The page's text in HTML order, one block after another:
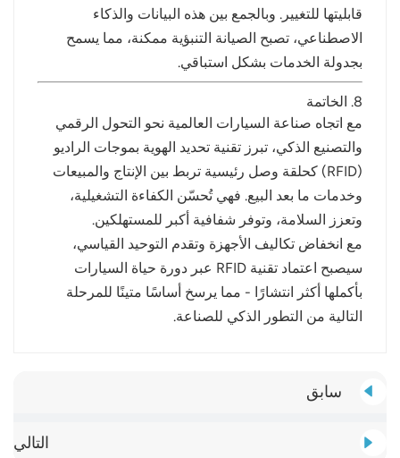
قابليتها للتغيير. وبالجمع بين هذه البيانات والذكاء
الاصطناعي، تصبح الصيانة التنبؤية ممكنة، مما يسمح
بجدولة الخدمات بشكل استباقي.
8. الخاتمة
مع اتجاه صناعة السيارات العالمية نحو التحول الرقمي
والتصنيع الذكي، تبرز تقنية تحديد الهوية بموجات الراديو
(RFID) كحلقة وصل رئيسية تربط بين الإنتاج والمبيعات
وخدمات ما بعد البيع. فهي تُحسّن الكفاءة التشغيلية،
وتعزز السلامة، وتوفر شفافية أكبر للمستهلكين.
مع انخفاض تكاليف الأجهزة وتقدم التوحيد القياسي،
سيصبح اعتماد تقنية RFID عبر دورة حياة السيارات
بأكملها أكثر انتشارًا - مما يرسخ أساسًا متينًا للمرحلة
التالية من التطور الذكي للصناعة.
سابق
التالي